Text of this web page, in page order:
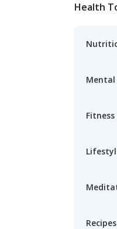
Health
Fitness
Recipes